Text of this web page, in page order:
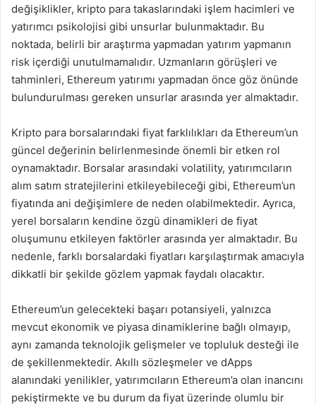
değişiklikler, kripto para takaslarındaki işlem hacimleri ve
yatırımcı psikolojisi gibi unsurlar bulunmaktadır. Bu
noktada, belirli bir araştırma yapmadan yatırım yapmanın
risk içerdiği unutulmamalıdır. Uzmanların görüşleri ve
tahminleri, Ethereum yatırımı yapmadan önce göz önünde
bulundurulması gereken unsurlar arasında yer almaktadır.
Kripto para borsalarındaki fiyat farklılıkları da Ethereum’un
güncel değerinin belirlenmesinde önemli bir etken rol
oynamaktadır. Borsalar arasındaki volatility, yatırımcıların
alım satım stratejilerini etkileyebileceği gibi, Ethereum’un
fiyatında ani değişimlere de neden olabilmektedir. Ayrıca,
yerel borsaların kendine özgü dinamikleri de fiyat
oluşumunu etkileyen faktörler arasında yer almaktadır. Bu
nedenle, farklı borsalardaki fiyatları karşılaştırmak amacıyla
dikkatli bir şekilde gözlem yapmak faydalı olacaktır.
Ethereum’un gelecekteki başarı potansiyeli, yalnızca
mevcut ekonomik ve piyasa dinamiklerine bağlı olmayıp,
aynı zamanda teknolojik gelişmeler ve topluluk desteği ile
de şekillenmektedir. Akıllı sözleşmeler ve dApps
alanındaki yenilikler, yatırımcıların Ethereum’a olan inancını
pekiştirmekte ve bu durum da fiyat üzerinde olumlu bir